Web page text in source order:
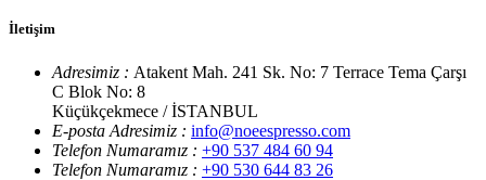
İletişim
Adresimiz : Atakent Mah. 241 Sk. No: 7 Terrace Tema Çarşı
C Blok No: 8
Küçükçekmece / İSTANBUL
E-posta Adresimiz : info@noeespresso.com
Telefon Numaramız : +90 537 484 60 94
Telefon Numaramız : +90 530 644 83 26